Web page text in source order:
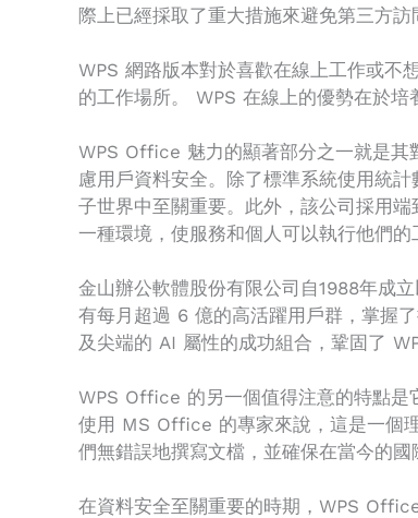
際上已經採取了重大措施來避免第三方
WPS 網路版本對於喜歡在線上工作或不
的工作場所。 WPS 在線上的優勢在於培
WPS Office 魅力的顯著部分之一就是其
慮用戶資料安全。除了標準系統使用統
子世界中至關重要。此外，該公司採用
一種環境，使服務和個人可以執行他們的
金山辦公軟體股份有限公司自1988年成
有每月超過 6 億的高活躍用戶群，掌握
及尖端的 AI 屬性的成功組合，鞏固了
WPS Office 的另一個值得注意的特點是
使用 MS Office 的專家來說，這是一個
們無錯誤地撰寫文檔，並確保在當今的國
在資料安全至關重要的時期，WPS